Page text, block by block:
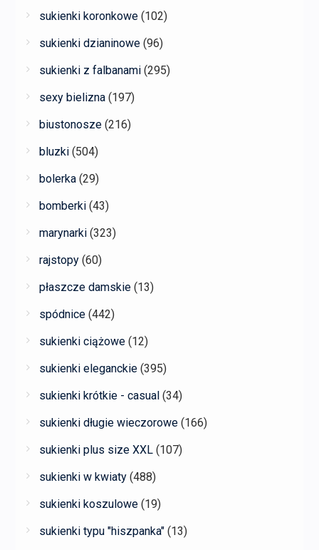
sukienki koronkowe (102)
sukienki dzianinowe (96)
sukienki z falbanami (295)
sexy bielizna (197)
biustonosze (216)
bluzki (504)
bolerka (29)
bomberki (43)
marynarki (323)
rajstopy (60)
płaszcze damskie (13)
spódnice (442)
sukienki ciążowe (12)
sukienki eleganckie (395)
sukienki krótkie - casual (34)
sukienki długie wieczorowe (166)
sukienki plus size XXL (107)
sukienki w kwiaty (488)
sukienki koszulowe (19)
sukienki typu "hiszpanka" (13)